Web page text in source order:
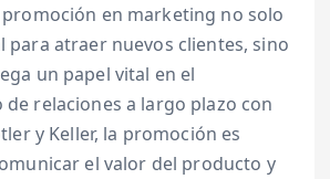
promoción en marketing no solo
para atraer nuevos clientes, sino
un papel vital en el
relaciones a largo plazo con
y Keller, la promoción es
el valor del producto y